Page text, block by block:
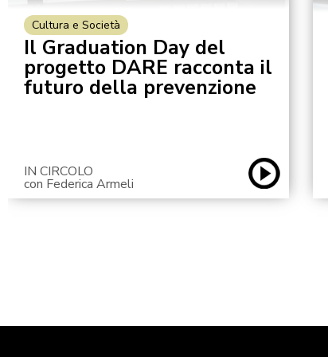
Cultura e Società
Il Graduation Day del
progetto DARE racconta il
futuro della prevenzione
IN CIRCOLO
con Federica Armeli